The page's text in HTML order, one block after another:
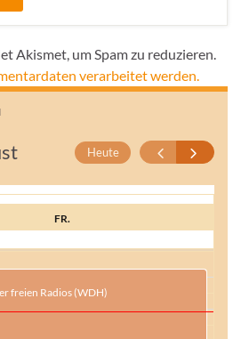
Akismet, um Spam zu reduzieren.
verarbeitet werden.
Heute
FR.
freien Radios (WDH)